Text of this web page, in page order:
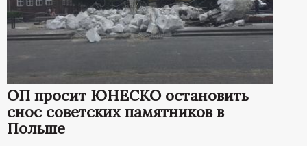
ОП просит ЮНЕСКО остановить
снос советских памятников в
Польше